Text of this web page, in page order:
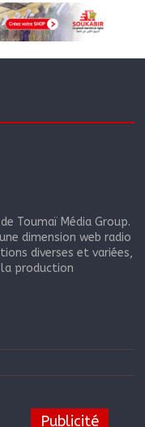
Toumaï Média Group.
dimension web radio
diverses et variées,
production
Publicité